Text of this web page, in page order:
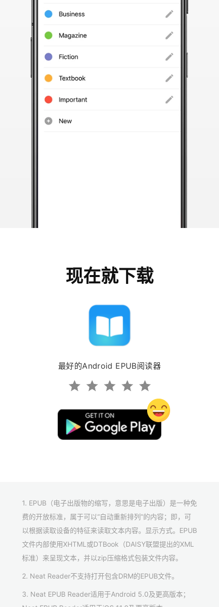
现在就下载
最好的Android EPUB阅读器
1. EPUB（电子出版物的缩写，意思是电子出版）是一种免
费的开放标准，属于可以“自动重新排列”的内容；即，可
以根据读取设备的特征来读取文本内容。显示方式。EPUB
文件内部使用XHTML或DTBook（DAISY联盟提出的XML
标准）来呈现文本，并以zip压缩格式包装文件内容。
2. Neat Reader不支持打开包含DRM的EPUB文件。
3. Neat EPUB Reader适用于Android 5.0及更高版本；